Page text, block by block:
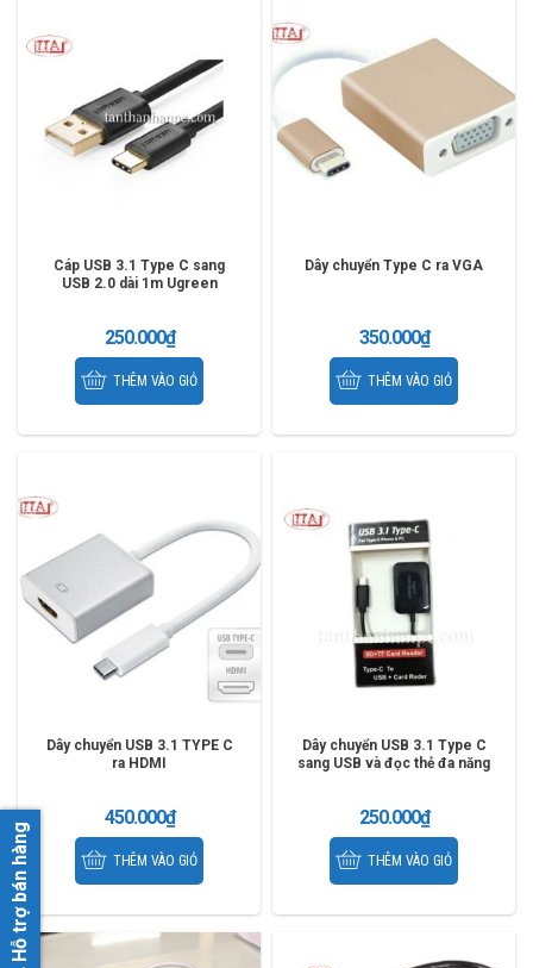
Cáp USB 3.1 Type C sang
USB 2.0 dài 1m Ugreen
250.000₫
THÊM VÀO GIỎ
Dây chuyển Type C ra VGA
350.000₫
THÊM VÀO GIỎ
Dây chuyển USB 3.1 TYPE C
ra HDMI
450.000₫
THÊM VÀO GIỎ
Dây chuyển USB 3.1 Type C
sang USB và đọc thẻ đa năng
250.000₫
THÊM VÀO GIỎ
Hỗ trợ bán hàng